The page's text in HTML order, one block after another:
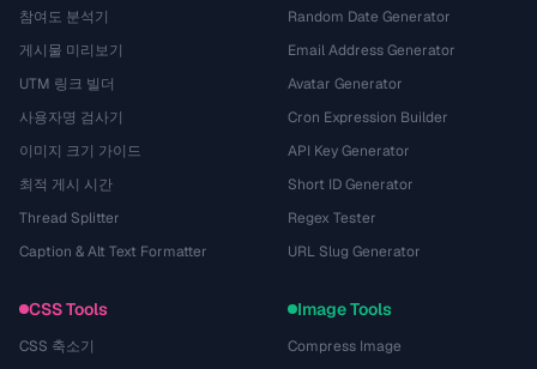
참여도 분석기
게시물 미리보기
UTM 링크 빌더
사용자명 검사기
이미지 크기 가이드
최적 게시 시간
Thread Splitter
Caption & Alt Text Formatter
Random Date Generator
Email Address Generator
Avatar Generator
Cron Expression Builder
API Key Generator
Short ID Generator
Regex Tester
URL Slug Generator
CSS Tools
CSS 축소기
Image Tools
Compress Image